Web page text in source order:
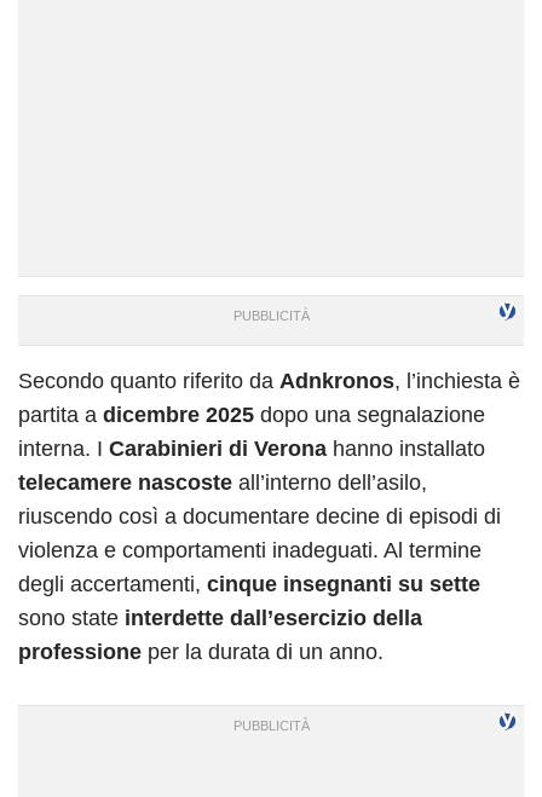
Secondo quanto riferito da Adnkronos, l’inchiesta è
partita a dicembre 2025 dopo una segnalazione
interna. I Carabinieri di Verona hanno installato
telecamere nascoste all’interno dell’asilo,
riuscendo così a documentare decine di episodi di
violenza e comportamenti inadeguati. Al termine
degli accertamenti, cinque insegnanti su sette
sono state interdette dall’esercizio della
professione per la durata di un anno.